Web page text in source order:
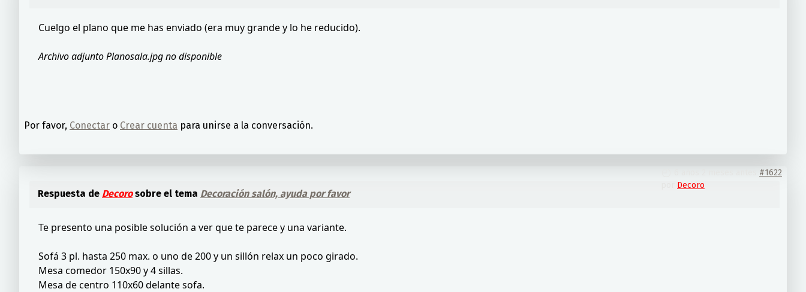
Cuelgo el plano que me has enviado (era muy grande y lo he reducido).
Archivo adjunto Planosala.jpg no disponible
Por favor, Conectar o Crear cuenta para unirse a la conversación.
#1622
Decoro
Respuesta de Decorosobre el tema Decoración salón, ayuda por favor
Te presento una posible solución a ver que te parece y una variante.
Sofá 3 pl. hasta 250 max. o uno de 200 y un sillón relax un poco girado.
Mesa comedor 150x90 y 4 sillas.
Mesa de centro 110x60 delante sofa.